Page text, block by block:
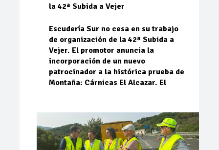
la 42ª Subida a Vejer
Escudería Sur no cesa en su trabajo
de organización de la 42ª Subida a
Vejer. El promotor anuncia la
incorporación de un nuevo
patrocinador a la histórica prueba de
Montaña: Cárnicas El Alcazar. El